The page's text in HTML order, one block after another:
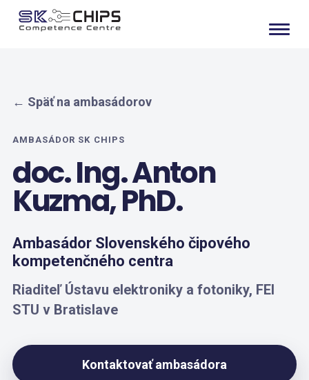
← Späť na ambasádorov
AMBASÁDOR SK CHIPS
doc. Ing. Anton
Kuzma, PhD.
Ambasádor Slovenského čipového
kompetenčného centra
Riaditeľ Ústavu elektroniky a fotoniky, FEI
STU v Bratislave
Kontaktovať ambasádora